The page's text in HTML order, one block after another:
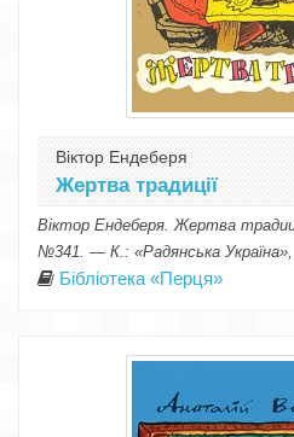
Віктор Ендеберя
Жертва традиції
Віктор Ендеберя. Жертва
№341. — К.: «Радянська
Бібліотека «Перця»